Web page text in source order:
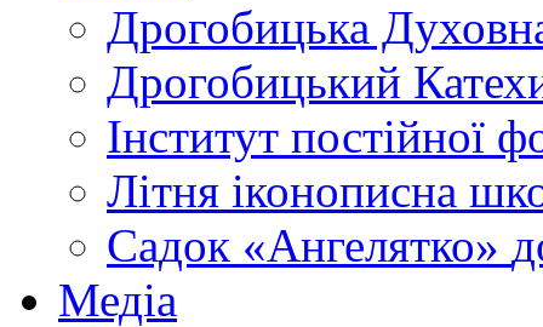
Дрогобицька
Дрогобицький
Інститут постійної
Літня іконописна
Садок «Ангелятко»
Медіа